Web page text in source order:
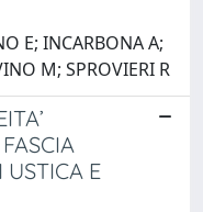
E; INCARBONA A;
M; SPROVIERI R
USTICA E